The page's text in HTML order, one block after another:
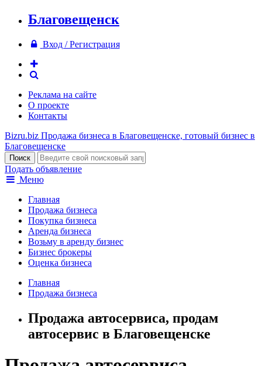
Благовещенск
Вход / Регистрация
Реклама на сайте
О проекте
Контакты
Bizru.biz Продажа бизнеса в Благовещенске, готовый бизнес в
Благовещенске
Подать объявление
Меню
Главная
Продажа бизнеса
Покупка бизнеса
Аренда бизнеса
Возьму в аренду бизнес
Бизнес брокеры
Оценка бизнеса
Главная
Продажа бизнеса
Продажа автосервиса, продам
автосервис в Благовещенске